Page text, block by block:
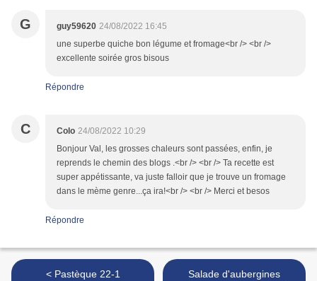
G guy59620 24/08/2022 16:45
une superbe quiche bon légume et fromage<br /> <br />
excellente soirée gros bisous
Répondre
C Colo 24/08/2022 10:29
Bonjour Val, les grosses chaleurs sont passées, enfin, je
reprends le chemin des blogs .<br /> <br /> Ta recette est
super appétissante, va juste falloir que je trouve un fromage
dans le mème genre...ça ira!<br /> <br /> Merci et besos
Répondre
< Pastèque 22-1
Salade d'aubergines